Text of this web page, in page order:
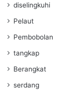
diselingkuhi
Pelaut
Pembobolan
tangkap
Berangkat
serdang